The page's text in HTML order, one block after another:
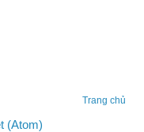
Trang chủ
(Atom)